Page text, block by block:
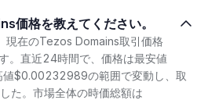
価格を教えてください。
在のTezos Domains取引価格
。直近24時間で、価格は最安値
$0.00232989の範囲で変動し、取
た。市場全体の時価総額は